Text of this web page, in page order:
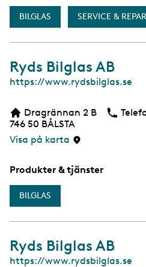
BILGLAS SERVICE &
Ryds Bilglas AB
W
https://www.rydsbilglas.se
Dragrännan 2 B
746 50 BÅLSTA
Visa på karta
Produkter & tjänster
BILGLAS
Ryds Bilglas AB
W
https://www.rydsbilglas.se